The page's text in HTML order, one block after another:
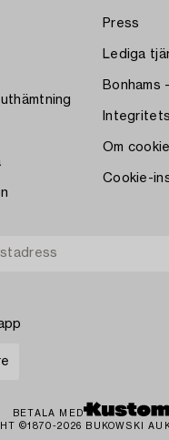
Press
Lediga
Bonhams
Om
Cookie-
BETALA MED
©1870-2026 BUKOWSKI